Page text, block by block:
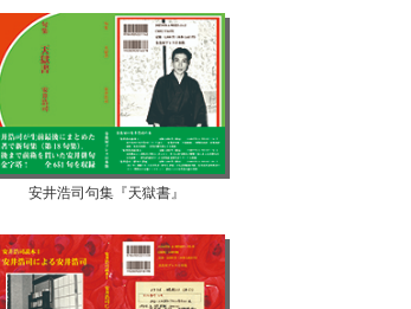
安井浩司句集『天獄書』